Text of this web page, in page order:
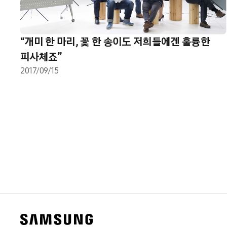
“개미 한 마리, 꽃 한 송이도 저희들에겐 훌륭한
피사체죠”
2017/09/15